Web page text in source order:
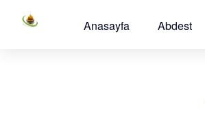
Anasayfa Abdest